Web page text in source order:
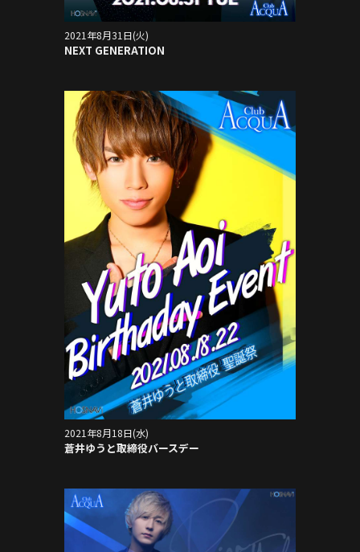
2021年8月31日(火)
NEXT GENERATION
2021年8月18日(水)
蒼井ゆうと取締役バースデー